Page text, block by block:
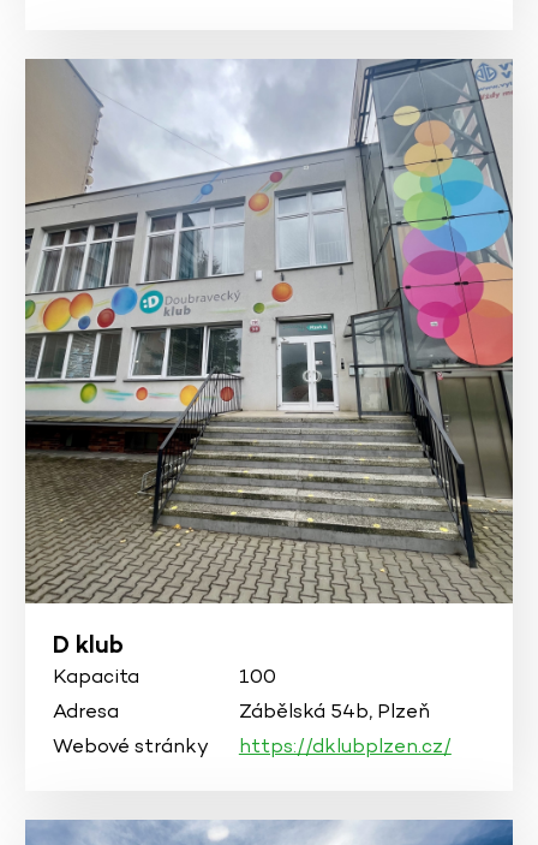
D klub
Kapacita
100
Adresa
Zábělská 54b, Plzeň
Webové stránky
https://dklubplzen.cz/